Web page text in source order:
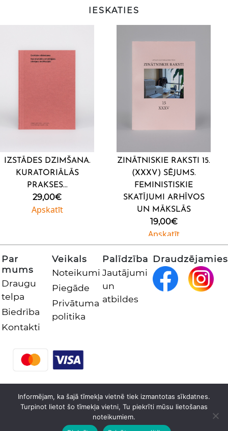
IESKATIES
IZSTĀDES DZIMŠANA.
KURATORIĀLĀS
PRAKSES...
29,00€
Apskatīt
ZINĀTNISKIE RAKSTI 15.
(XXXV) SĒJUMS.
FEMINISTISKIE
SKATĪJUMI ARHĪVOS
UN MĀKSLĀS
19,00€
Apskatīt
Informējam, ka šajā tīmekļa vietnē tiek izmantotas sīkdatnes.
Turpinot lietot šo tīmekļa vietni, Tu piekrīti mūsu lietošanas
noteikumiem.
Par
mums
Draugu
telpa
Biedrība
Kontakti
Veikals
Noteikumi
Piegāde
Privātuma
politika
Palīdzība
Jautājumi
un
atbildes
Draudzējamies
© 2026 Latvijas Nacionālās bibliotēkas atbalsta biedrība.
Visas tiesības aizsargātas